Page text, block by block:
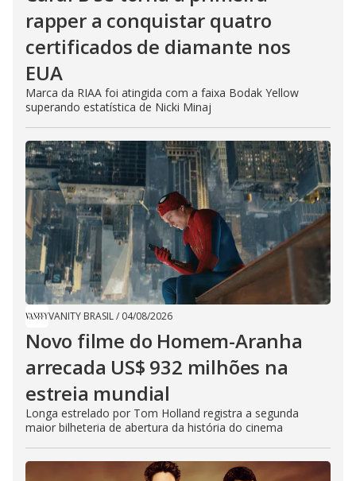
rapper a conquistar quatro
certificados de diamante nos
EUA
Marca da RIAA foi atingida com a faixa Bodak Yellow
superando estatística de Nicki Minaj
VANITY BRASIL/ 04/08/2026
Novo filme do Homem-Aranha
arrecada US$ 932 milhões na
estreia mundial
Longa estrelado por Tom Holland registra a segunda
maior bilheteria de abertura da história do cinema